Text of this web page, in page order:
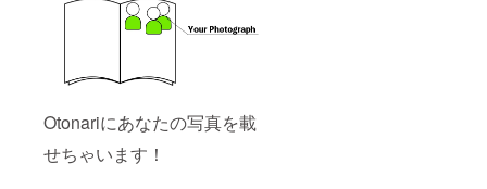
Otonariにあなたの写真を載
せちゃいます！